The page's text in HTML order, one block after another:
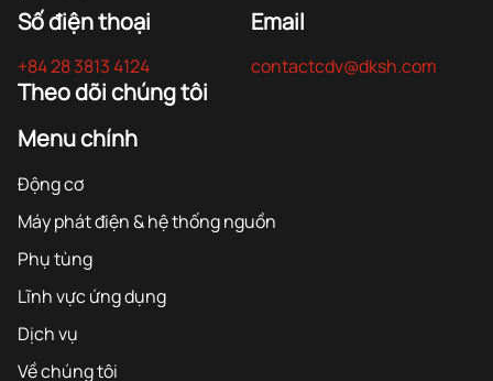
Số điện thoại
+84 28 3813 4124
Theo dõi chúng tôi
Email
contactcdv@dksh.com
Menu chính
Động cơ
Máy phát điện & hệ thống nguồn
Phụ tùng
Lĩnh vực ứng dụng
Dịch vụ
Về chúng tôi